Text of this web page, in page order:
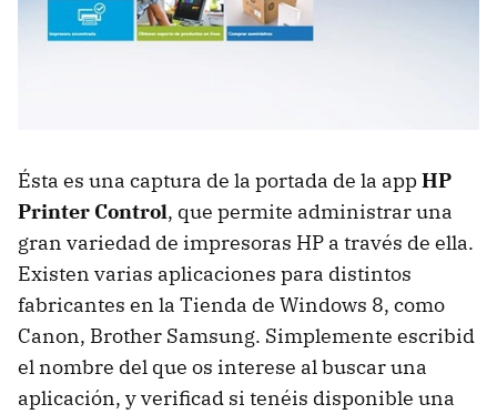
Ésta es una captura de la portada de la appHP
Printer Control, que permite administrar una
gran variedad de impresoras HP a través de ella.
Existen varias aplicaciones para distintos
fabricantes en la Tienda de Windows 8, como
Canon, Brother Samsung. Simplemente escribid
el nombre del que os interese al buscar una
aplicación, y verificad si tenéis disponible una